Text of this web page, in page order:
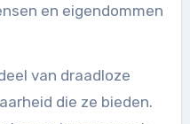
en eigendommen
van draadloze
die ze bieden.